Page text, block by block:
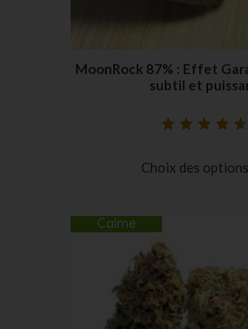
MoonRock 87% : Effet
subtil et
notations
Choix des options
Calme